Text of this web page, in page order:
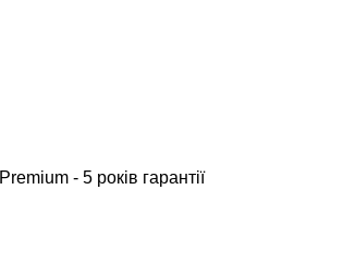
Premium - 5 років гарантії